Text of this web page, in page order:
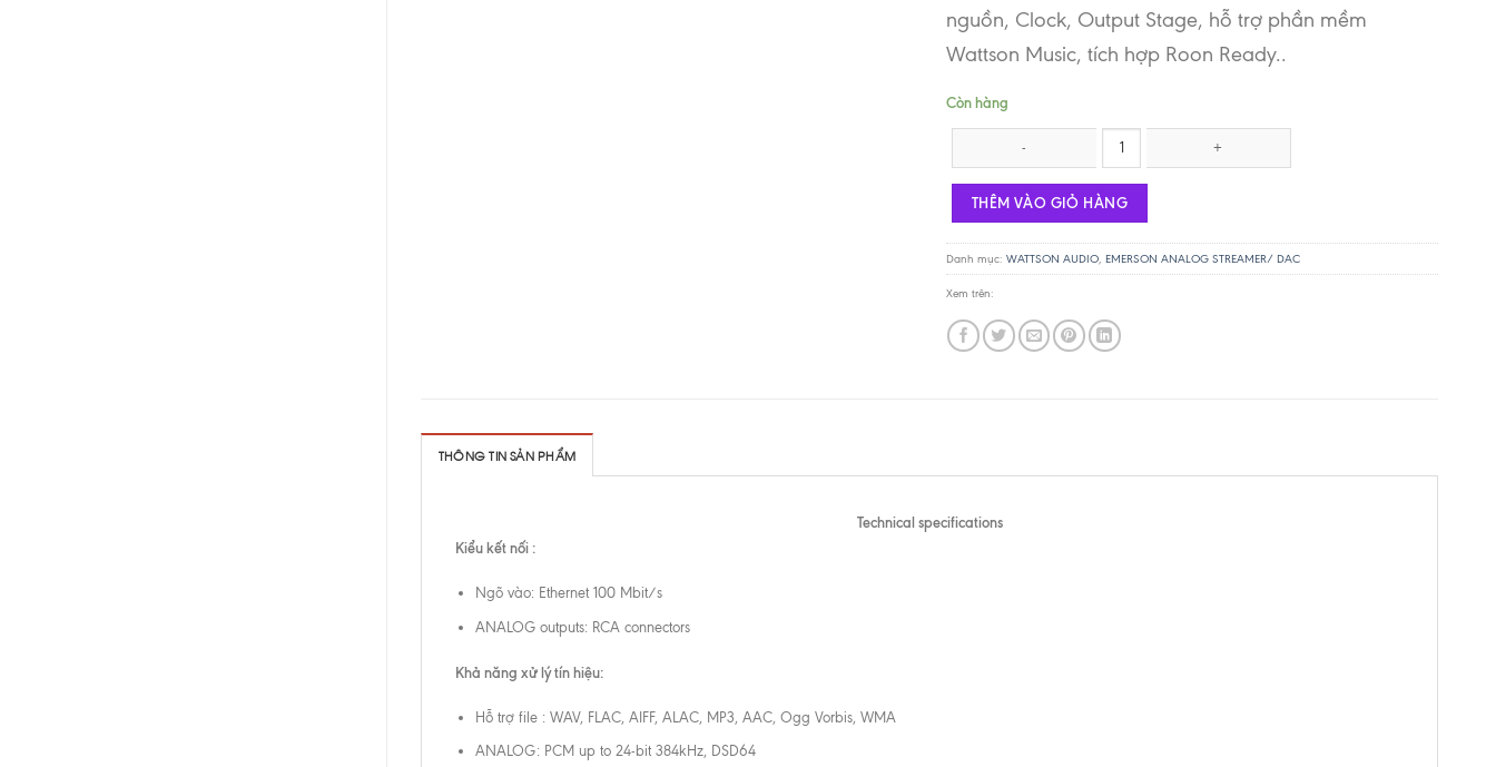
nguồn, Clock, Output Stage, hỗ trợ phần mềm
Wattson Music, tích hợp Roon Ready..
Còn hàng
Wattson Audio - Emerson ANALOG Streamer số lượng
THÊM VÀO GIỎ HÀNG
Danh mục: WATTSON AUDIO, EMERSON ANALOG STREAMER/ DAC
Xem trên:
THÔNG TIN SẢN PHẨM
Technical specifications
Kiểu kết nối :
Ngõ vào: Ethernet 100 Mbit/s
ANALOG outputs: RCA connectors
Khả năng xử lý tín hiệu:
Hỗ trợ file : WAV, FLAC, AIFF, ALAC, MP3, AAC, Ogg Vorbis, WMA
ANALOG: PCM up to 24-bit 384kHz, DSD64